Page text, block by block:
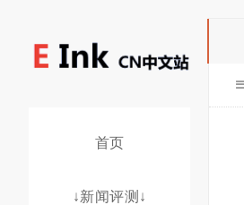
首页
↓新闻评测↓